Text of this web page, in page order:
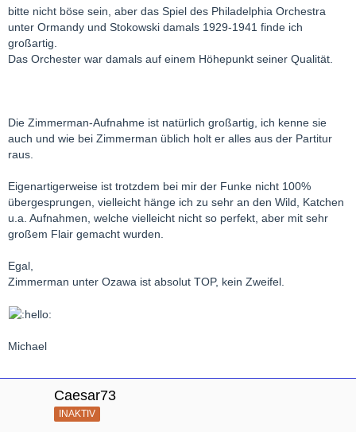
bitte nicht böse sein, aber das Spiel des Philadelphia Orchestra
unter Ormandy und Stokowski damals 1929-1941 finde ich
großartig.
Das Orchester war damals auf einem Höhepunkt seiner Qualität.
Die Zimmerman-Aufnahme ist natürlich großartig, ich kenne sie
auch und wie bei Zimmerman üblich holt er alles aus der Partitur
raus.
Eigenartigerweise ist trotzdem bei mir der Funke nicht 100%
übergesprungen, vielleicht hänge ich zu sehr an den Wild, Katchen
u.a. Aufnahmen, welche vielleicht nicht so perfekt, aber mit sehr
großem Flair gemacht wurden.
Egal,
Zimmerman unter Ozawa ist absolut TOP, kein Zweifel.
Michael
Caesar73
INAKTIV